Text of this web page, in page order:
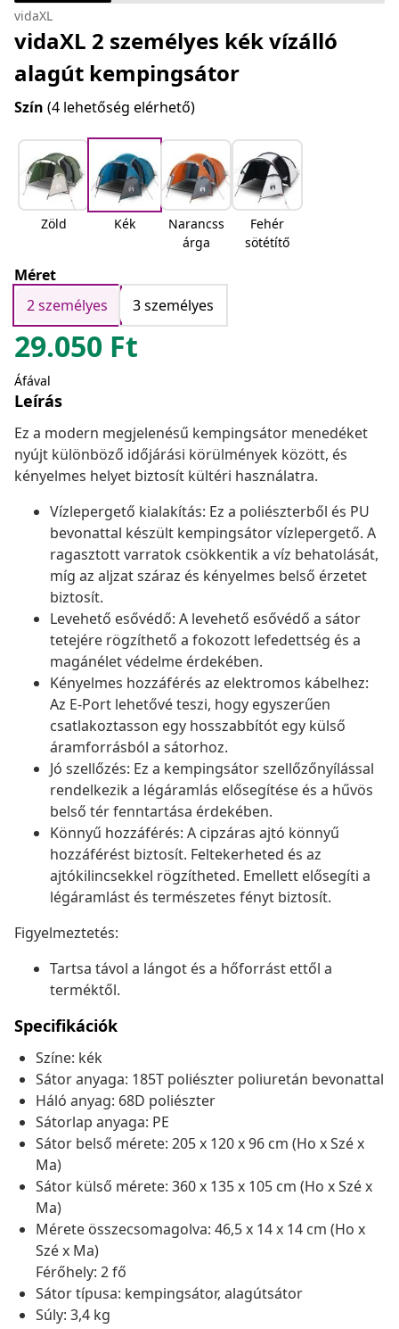
vidaXL
vidaXL 2 személyes kék vízálló
alagút kempingsátor
Szín (4 lehetőség elérhető)
Zöld Kék
Narancss
árga
Fehér
sötétítő
Méret
2 személyes
3 személyes
29.050 Ft
Áfával
Leírás
Ez a modern megjelenésű kempingsátor menedéket
nyújt különböző időjárási körülmények között, és
kényelmes helyet biztosít kültéri használatra.
Vízlepergető kialakítás: Ez a poliészterből és PU
bevonattal készült kempingsátor vízlepergető. A
ragasztott varratok csökkentik a víz behatolását,
míg az aljzat száraz és kényelmes belső érzetet
biztosít.
Levehető esővédő: A levehető esővédő a sátor
tetejére rögzíthető a fokozott lefedettség és a
magánélet védelme érdekében.
Kényelmes hozzáférés az elektromos kábelhez:
Az E-Port lehetővé teszi, hogy egyszerűen
csatlakoztasson egy hosszabbítót egy külső
áramforrásból a sátorhoz.
Jó szellőzés: Ez a kempingsátor szellőzőnyílással
rendelkezik a légáramlás elősegítése és a hűvös
belső tér fenntartása érdekében.
Könnyű hozzáférés: A cipzáras ajtó könnyű
hozzáférést biztosít. Feltekerheted és az
ajtókilincsekkel rögzítheted. Emellett elősegíti a
légáramlást és természetes fényt biztosít.
Figyelmeztetés:
Tartsa távol a lángot és a hőforrást ettől a
terméktől.
Specifikációk
Színe: kék
Sátor anyaga: 185T poliészter poliuretán bevonattal
Háló anyag: 68D poliészter
Sátorlap anyaga: PE
Sátor belső mérete: 205 x 120 x 96 cm (Ho x Szé x
Ma)
Sátor külső mérete: 360 x 135 x 105 cm (Ho x Szé x
Ma)
Mérete összecsomagolva: 46,5 x 14 x 14 cm (Ho x
Szé x Ma)
Férőhely: 2 fő
Sátor típusa: kempingsátor, alagútsátor
Súly: 3,4 kg